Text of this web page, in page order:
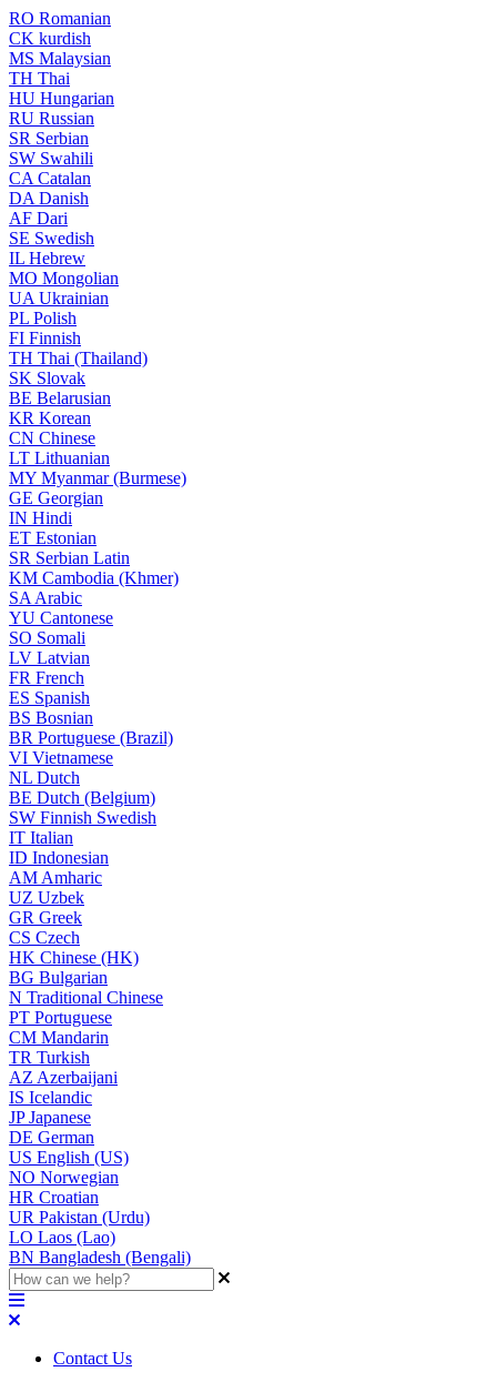
RO Romanian
CK kurdish
MS Malaysian
TH Thai
HU Hungarian
RU Russian
SR Serbian
SW Swahili
CA Catalan
DA Danish
AF Dari
SE Swedish
IL Hebrew
MO Mongolian
UA Ukrainian
PL Polish
FI Finnish
TH Thai (Thailand)
SK Slovak
BE Belarusian
KR Korean
CN Chinese
LT Lithuanian
MY Myanmar (Burmese)
GE Georgian
IN Hindi
ET Estonian
SR Serbian Latin
KM Cambodia (Khmer)
SA Arabic
YU Cantonese
SO Somali
LV Latvian
FR French
ES Spanish
BS Bosnian
BR Portuguese (Brazil)
VI Vietnamese
NL Dutch
BE Dutch (Belgium)
SW Finnish Swedish
IT Italian
ID Indonesian
AM Amharic
UZ Uzbek
GR Greek
CS Czech
HK Chinese (HK)
BG Bulgarian
N Traditional Chinese
PT Portuguese
CM Mandarin
TR Turkish
AZ Azerbaijani
IS Icelandic
JPJapanese
DE German
US English (US)
NO Norwegian
HR Croatian
UR Pakistan (Urdu)
LO Laos (Lao)
BN Bangladesh (Bengali)
Contact Us